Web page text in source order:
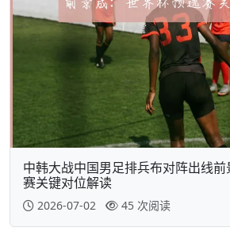
中韩大战中国男足排兵布对阵出线
赛关键对位解读
2026-07-02 45 次阅读